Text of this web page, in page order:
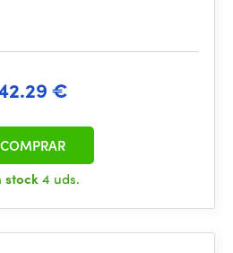
€
stock4 uds.
COMPRAR